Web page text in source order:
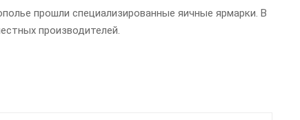
прошли специализированные яичные ярмарки. В
производителей.